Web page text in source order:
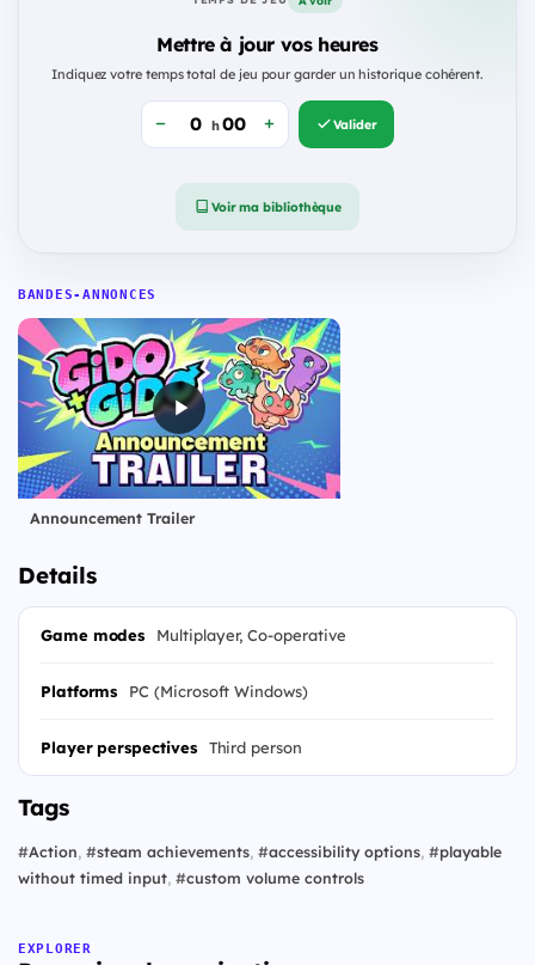
Mettre à jour vos heures
Indiquez votre temps total de jeu pour garder un historique cohérent.
h Valider
Voir ma bibliothèque
BANDES-ANNONCES
Announcement Trailer
Details
Game modes Multiplayer, Co-operative
Platforms PC (Microsoft Windows)
Player perspectives Third person
Tags
#Action, #steam achievements, #accessibility options, #playable
without timed input, #custom volume controls
EXPLORER